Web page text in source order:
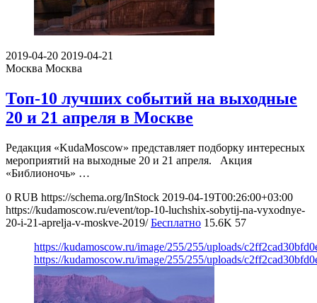
2019-04-20 2019-04-21
Москва Москва
Топ-10 лучших событий на выходные
20 и 21 апреля в Москве
Редакция «KudaMoscow» представляет подборку интересных
мероприятий на выходные 20 и 21 апреля. Акция
«Библионочь» …
0 RUB https://schema.org/InStock 2019-04-19T00:26:00+03:00
https://kudamoscow.ru/event/top-10-luchshix-sobytij-na-vyxodnye-
20-i-21-aprelja-v-moskve-2019/ Бесплатно 15.6K 57
https://kudamoscow.ru/image/255/255/uploads/
https://kudamoscow.ru/image/255/255/uploads/